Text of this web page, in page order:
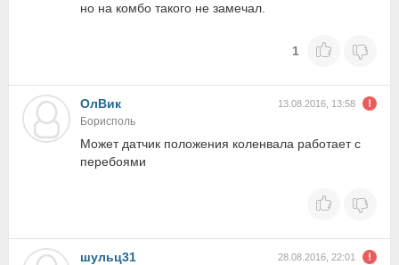
но на комбо такого не замечал.
1
ОлВик 13.08.2016, 13:58
Борисполь
Может датчик положения коленвала работает с
перебоями
шульц31 28.08.2016, 22:01